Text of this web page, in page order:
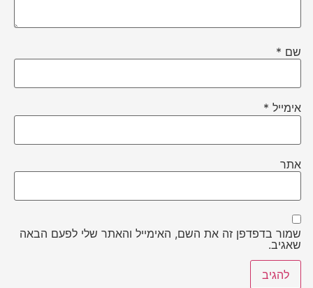
שם *
אימייל *
אתר
שמור בדפדפן זה את השם, האימייל והאתר שלי לפעם הבאה
שאגיב.